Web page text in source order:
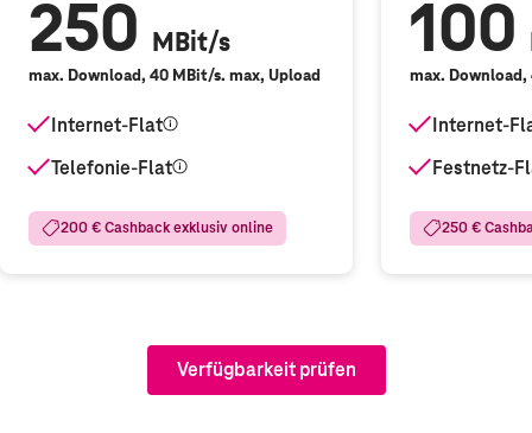
250 MBit/s
max. Download, 40 MBit/s. max, Upload
Internet-Flat
Telefonie-Flat
200 € Cashback exklusiv online
100
max.
Internet-
Festnetz-
250 €
Verfügbarkeit prüfen